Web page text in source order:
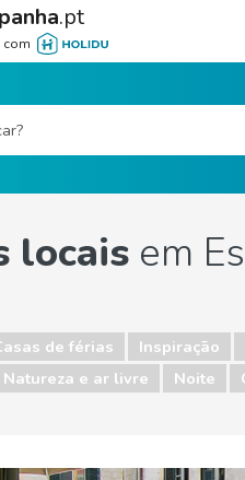
.pt
com
locais em
de férias Inspiração
Natureza e ar livre Noite